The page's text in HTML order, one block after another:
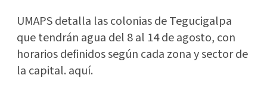
UMAPS detalla las colonias de Tegucigalpa
que tendrán agua del 8 al 14 de agosto, con
horarios definidos según cada zona y sector de
la capital. aquí.